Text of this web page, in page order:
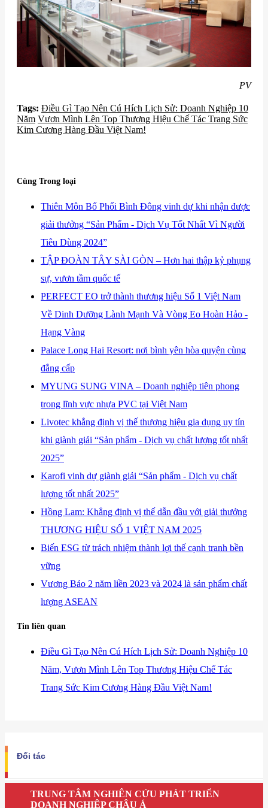
PV
Tags: Điều Gì Tạo Nên Cú Hích Lịch Sử: Doanh Nghiệp 10
Năm Vươn Mình Lên Top Thương Hiệu Chế Tác Trang Sức
Kim Cương Hàng Đầu Việt Nam!
Cùng Trong loại
​Thiên Môn Bổ Phổi Bình Đông vinh dự khi nhận được
giải thưởng “Sản Phẩm - Dịch Vụ Tốt Nhất Vì Người
Tiêu Dùng 2024”
​TẬP ĐOÀN TÂY SÀI GÒN – Hơn hai thập kỷ phụng
sự, vươn tầm quốc tế
​PERFECT EO trở thành thương hiệu Số 1 Việt Nam
Về Dinh Dưỡng Lành Mạnh Và Vòng Eo Hoàn Hảo -
Hạng Vàng
​Palace Long Hai Resort: nơi bình yên hòa quyện cùng
đẳng cấp
​MYUNG SUNG VINA – Doanh nghiệp tiên phong
trong lĩnh vực nhựa PVC tại Việt Nam
​Livotec khẳng định vị thế thương hiệu gia dụng uy tín
khi giành giải “Sản phẩm - Dịch vụ chất lượng tốt nhất
2025”
​Karofi vinh dự giành giải “Sản phẩm - Dịch vụ chất
lượng tốt nhất 2025”
​Hồng Lam: Khẳng định vị thế dẫn đầu với giải thưởng
THƯƠNG HIỆU SỐ 1 VIỆT NAM 2025
​Biến ESG từ trách nhiệm thành lợi thế cạnh tranh bền
vững
Vương Bảo 2 năm liền 2023 và 2024 là sản phẩm chất
lượng ASEAN
Tin liên quan
Điều Gì Tạo Nên Cú Hích Lịch Sử: Doanh Nghiệp 10
Năm, Vươn Mình Lên Top Thương Hiệu Chế Tác
Trang Sức Kim Cương Hàng Đầu Việt Nam!
Đối tác
TRUNG TÂM NGHIÊN CỨU PHÁT TRIỂN
DOANH NGHIỆP CHÂU Á